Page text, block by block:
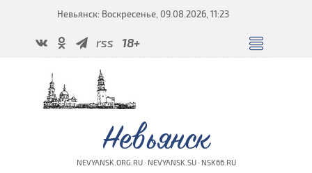
Невьянск: Воскресенье, 09.08.2026, 11:23
rss 18+
Невьянск
NEVYANSK.ORG.RU · NEVYANSK.SU · NSK66.RU